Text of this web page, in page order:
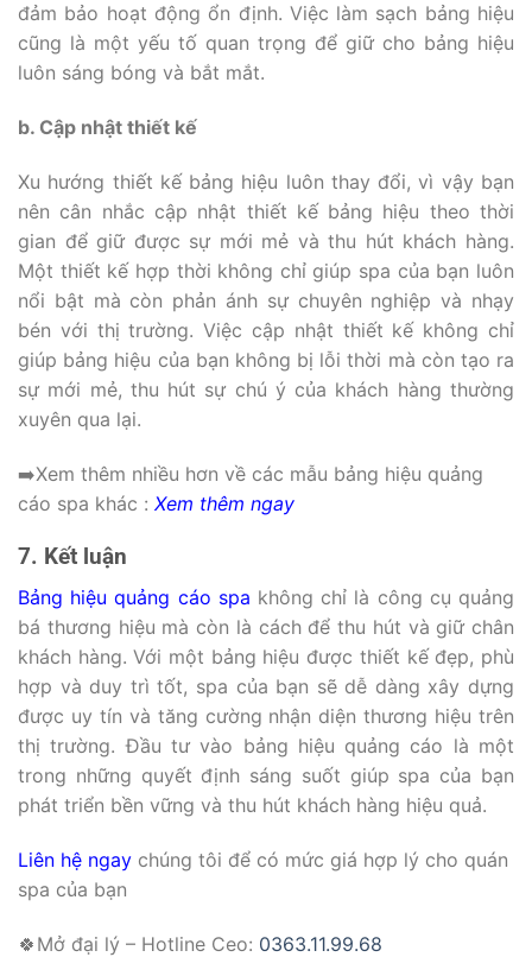
đảm bảo hoạt động ổn định. Việc làm sạch bảng hiệu
cũng là một yếu tố quan trọng để giữ cho bảng hiệu
luôn sáng bóng và bắt mắt.
b. Cập nhật thiết kế
Xu hướng thiết kế bảng hiệu luôn thay đổi, vì vậy bạn
nên cân nhắc cập nhật thiết kế bảng hiệu theo thời
gian để giữ được sự mới mẻ và thu hút khách hàng.
Một thiết kế hợp thời không chỉ giúp spa của bạn luôn
nổi bật mà còn phản ánh sự chuyên nghiệp và nhạy
bén với thị trường. Việc cập nhật thiết kế không chỉ
giúp bảng hiệu của bạn không bị lỗi thời mà còn tạo ra
sự mới mẻ, thu hút sự chú ý của khách hàng thường
xuyên qua lại.
➡️Xem thêm nhiều hơn về các mẫu bảng hiệu quảng
cáo spa khác : Xem thêm ngay
7. Kết luận
Bảng hiệu quảng cáo spa không chỉ là công cụ quảng
bá thương hiệu mà còn là cách để thu hút và giữ chân
khách hàng. Với một bảng hiệu được thiết kế đẹp, phù
hợp và duy trì tốt, spa của bạn sẽ dễ dàng xây dựng
được uy tín và tăng cường nhận diện thương hiệu trên
thị trường. Đầu tư vào bảng hiệu quảng cáo là một
trong những quyết định sáng suốt giúp spa của bạn
phát triển bền vững và thu hút khách hàng hiệu quả.
Liên hệ ngay chúng tôi để có mức giá hợp lý cho quán
spa của bạn
🍀Mở đại lý – Hotline Ceo: 0363.11.99.68